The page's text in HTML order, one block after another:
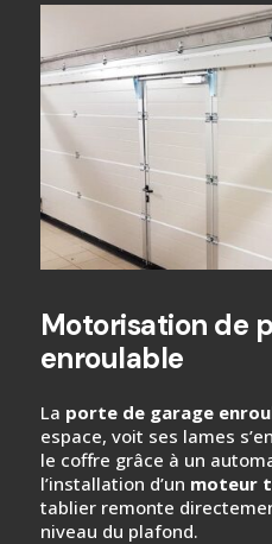
Motorisation de
enroulable
La porte de garage
espace, voit ses lames
le coffre grâce à un
l’installation d’un moteur
tablier remonte
niveau du plafond.